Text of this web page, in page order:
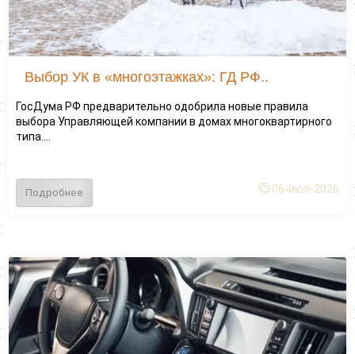
Выбор УК в «многоэтажках»: ГД РФ..
ГосДума РФ предварительно одобрила новые правила
выбора Управляющей компании в домах многоквартирного
типа....
Подробнее 06-июл-2026